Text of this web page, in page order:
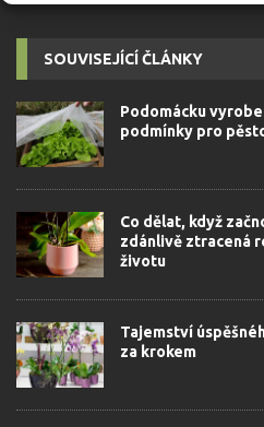
SOUVISEJÍCÍ ČLÁNKY
Podomácku
podmínky pro
Co dělat, když
zdánlivě ztracená
životu
Tajemství
za krokem